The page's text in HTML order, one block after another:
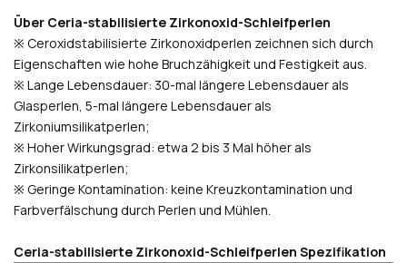
Über Ceria-stabilisierte Zirkonoxid-Schleifperlen
※ Ceroxidstabilisierte Zirkonoxidperlen zeichnen sich durch
Eigenschaften wie hohe Bruchzähigkeit und Festigkeit aus.
※ Lange Lebensdauer: 30-mal längere Lebensdauer als
Glasperlen, 5-mal längere Lebensdauer als
Zirkoniumsilikatperlen;
※ Hoher Wirkungsgrad: etwa 2 bis 3 Mal höher als
Zirkonsilikatperlen;
※ Geringe Kontamination: keine Kreuzkontamination und
Farbverfälschung durch Perlen und Mühlen.
Ceria-stabilisierte Zirkonoxid-Schleifperlen Spezifikation